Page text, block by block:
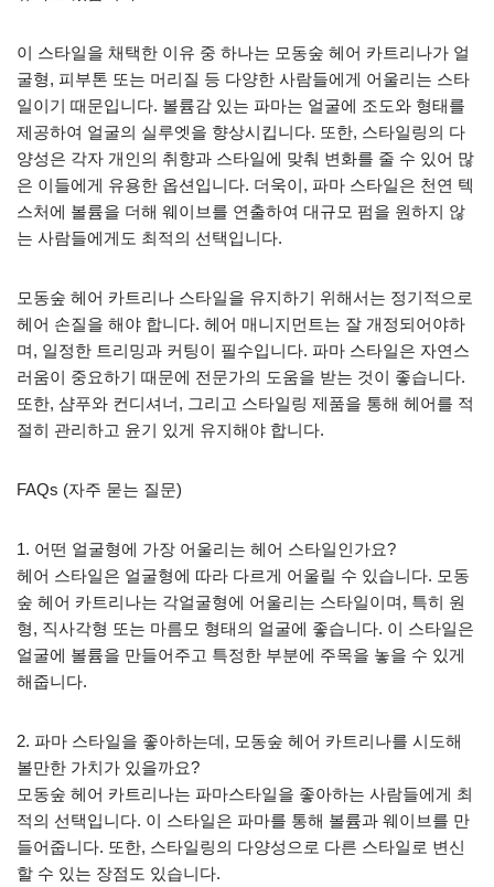
이 스타일을 채택한 이유 중 하나는 모동숲 헤어 카트리나가 얼
굴형, 피부톤 또는 머리질 등 다양한 사람들에게 어울리는 스타
일이기 때문입니다. 볼륨감 있는 파마는 얼굴에 조도와 형태를
제공하여 얼굴의 실루엣을 향상시킵니다. 또한, 스타일링의 다
양성은 각자 개인의 취향과 스타일에 맞춰 변화를 줄 수 있어 많
은 이들에게 유용한 옵션입니다. 더욱이, 파마 스타일은 천연 텍
스처에 볼륨을 더해 웨이브를 연출하여 대규모 펌을 원하지 않
는 사람들에게도 최적의 선택입니다.
모동숲 헤어 카트리나 스타일을 유지하기 위해서는 정기적으로
헤어 손질을 해야 합니다. 헤어 매니지먼트는 잘 개정되어야하
며, 일정한 트리밍과 커팅이 필수입니다. 파마 스타일은 자연스
러움이 중요하기 때문에 전문가의 도움을 받는 것이 좋습니다.
또한, 샴푸와 컨디셔너, 그리고 스타일링 제품을 통해 헤어를 적
절히 관리하고 윤기 있게 유지해야 합니다.
FAQs (자주 묻는 질문)
1. 어떤 얼굴형에 가장 어울리는 헤어 스타일인가요?
헤어 스타일은 얼굴형에 따라 다르게 어울릴 수 있습니다. 모동
숲 헤어 카트리나는 각얼굴형에 어울리는 스타일이며, 특히 원
형, 직사각형 또는 마름모 형태의 얼굴에 좋습니다. 이 스타일은
얼굴에 볼륨을 만들어주고 특정한 부분에 주목을 놓을 수 있게
해줍니다.
2. 파마 스타일을 좋아하는데, 모동숲 헤어 카트리나를 시도해
볼만한 가치가 있을까요?
모동숲 헤어 카트리나는 파마스타일을 좋아하는 사람들에게 최
적의 선택입니다. 이 스타일은 파마를 통해 볼륨과 웨이브를 만
들어줍니다. 또한, 스타일링의 다양성으로 다른 스타일로 변신
할 수 있는 장점도 있습니다.